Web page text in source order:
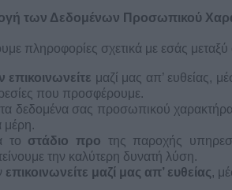
των Δεδομένων Προσωπικού
πληροφορίες σχετικά με εσάς
επικοινωνείτε μαζί μας απ’ ευθείας,
που προσφέρουμε.
δεδομένα σας προσωπικού χαρακτήρα
μέρη.
το στάδιο προ της παροχής
την καλύτερη δυνατή λύση.
επικοινωνείτε μαζί μας απ’ ευθείας,